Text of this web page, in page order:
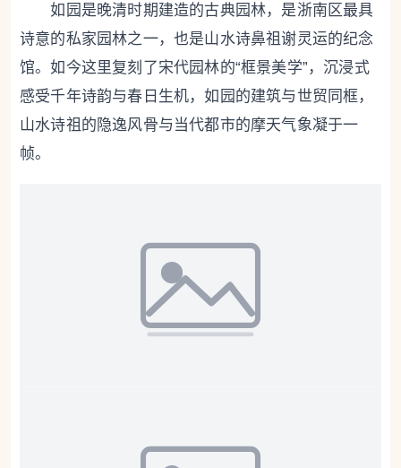
如园是晚清时期建造的古典园林，是浙南区最具
诗意的私家园林之一，也是山水诗鼻祖谢灵运的纪念
馆。如今这里复刻了宋代园林的“框景美学”，沉浸式
感受千年诗韵与春日生机，如园的建筑与世贸同框，
山水诗祖的隐逸风骨与当代都市的摩天气象凝于一
帧。